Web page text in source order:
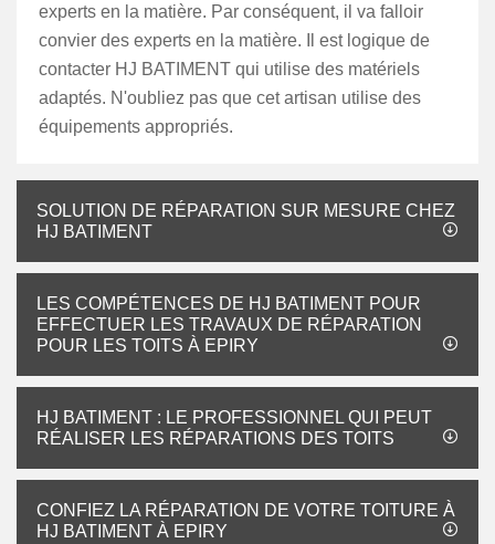
experts en la matière. Par conséquent, il va falloir
convier des experts en la matière. Il est logique de
contacter HJ BATIMENT qui utilise des matériels
adaptés. N'oubliez pas que cet artisan utilise des
équipements appropriés.
SOLUTION DE RÉPARATION SUR MESURE CHEZ
HJ BATIMENT
LES COMPÉTENCES DE HJ BATIMENT POUR
EFFECTUER LES TRAVAUX DE RÉPARATION
POUR LES TOITS À EPIRY
HJ BATIMENT : LE PROFESSIONNEL QUI PEUT
RÉALISER LES RÉPARATIONS DES TOITS
CONFIEZ LA RÉPARATION DE VOTRE TOITURE À
HJ BATIMENT À EPIRY